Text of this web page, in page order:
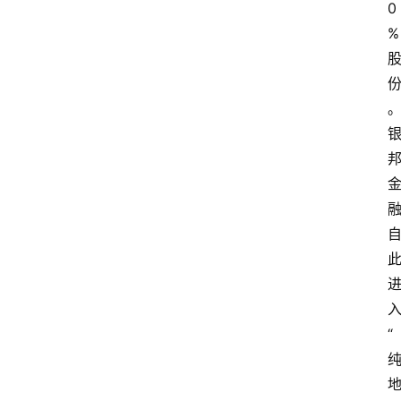
0
%
股
份
。
银
邦
金
融
自
此
进
入
“
纯
地